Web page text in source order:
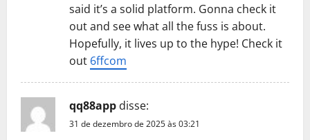
said it’s a solid platform. Gonna check it
out and see what all the fuss is about.
Hopefully, it lives up to the hype! Check it
out 6ffcom
qq88app disse:
31 de dezembro de 2025 às 03:21